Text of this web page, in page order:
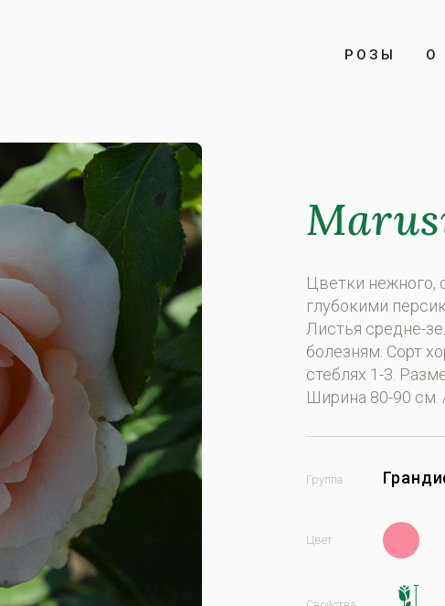
РОЗЫ О
Цветки нежного,
глубокими
Листья средне-
болезням. Сорт
стеблях 1-3.
Ширина 80-90 см.